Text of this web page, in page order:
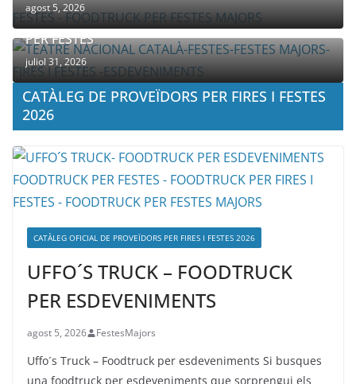
agost 5, 2026
COMPANYIA TENAC – TEATRE NACIONAL CATALÀ
PER FESTES
juliol 31, 2026
CATÀLEG DE PROVEÏDORS PER FIRES I FESTES
2026
CATÀLEG OFICIAL DE PROVEÏDORS PER FIRES I FESTES 2026
UFFO´S TRUCK – FOODTRUCK
PER ESDEVENIMENTS
agost 5, 2026 FestesMajors
Uffo´s Truck – Foodtruck per esdeveniments Si busques
una foodtruck per esdeveniments que sorprengui els